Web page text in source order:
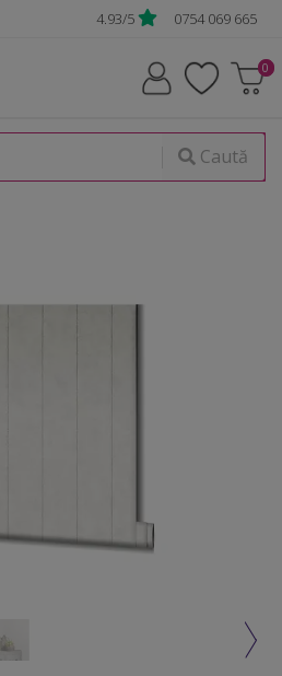
4.93/5 0754 069 665
Caută